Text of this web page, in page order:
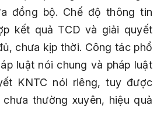
đồng bộ. Chế độ thông tin
kết quả TCD và giải quyết
chưa kịp thời. Công tác phổ
luật nói chung và pháp luật
KNTC nói riêng, tuy được
thường xuyên, hiệu quả